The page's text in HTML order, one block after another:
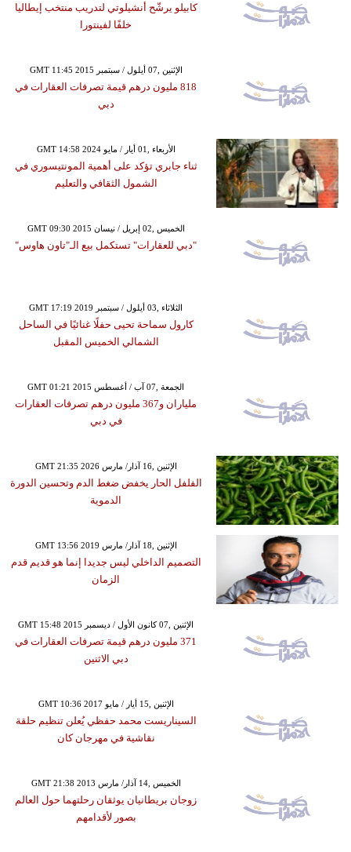
كابيلو يرشّح أنشيلوتي لتدريب منتخب إيطاليا
خلفًا لفينتورا
GMT 11:45 2015 الإثنين ,07 أيلول / سبتمبر
818 مليون درهم قيمة تصرفات العقارات في
دبي
GMT 14:58 2024 الأربعاء ,01 أيار / مايو
ثناء جابري تؤكد على أهمية المونتيسوري في
الشمول الثقافي والتعليم
GMT 09:30 2015 الخميس ,02 إبريل / نيسان
"دبي للعقارات" تستكمل بيع الـ"تاون هاوس"
GMT 17:19 2019 الثلاثاء ,03 أيلول / سبتمبر
كارول سماحة تحيى حفلًا غنائيًا في الساحل
الشمالي الخميس المقبل
GMT 01:21 2015 الجمعة ,07 آب / أغسطس
ملياران و367 مليون درهم تصرفات العقارات
في دبي
GMT 21:35 2026 الإثنين ,16 آذار/ مارس
الفلفل الحار يخفض ضغط الدم وتحسين الدورة
الدموية
GMT 13:56 2019 الإثنين ,18 آذار/ مارس
التصميم الداخلي ليس جديدا إنما هو قديم قدم
الزمان
GMT 15:48 2015 الإثنين ,07 كانون الأول / ديسمبر
371 مليون درهم قيمة تصرفات العقارات في
دبي الاثنين
GMT 10:36 2017 الإثنين ,15 أيار / مايو
السيناريست محمد حفظي يُعلن تنظيم حلقة
نقاشية في مهرجان كان
GMT 21:38 2013 الخميس ,14 آذار/ مارس
زوجان بريطانيان يوثقان رحلتهما حول العالم
بصور لأقدامهم